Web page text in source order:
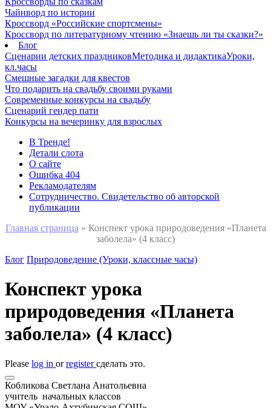
Чайнворд по истории
Кроссворд «Российские спортсмены»
Кроссворд по литературному чтению «Знаешь ли ты сказки?»
Блог
Сценарии детских праздниковМетодика и дидактикаУроки,
кл.часы
Смешные загадки для квестов
Что подарить на свадьбу своими руками
Современные конкурсы на свадьбу
Сценарий гендер пати
Конкурсы на вечеринку для взрослых
В Тренде!
Детали слота
О сайте
Ошибка 404
Рекламодателям
Сотрудничество. Свидетельство об авторской
публикации
Главная страница » Конспект урока природоведения «Планета
заболела» (4 класс)
Блог Природоведение (Уроки, классные часы)
Конспект урока
природоведения «Планета
заболела» (4 класс)
Please log in orregisterсделать это.
Кобликова Светлана Анатольевна
учитель начальных классов